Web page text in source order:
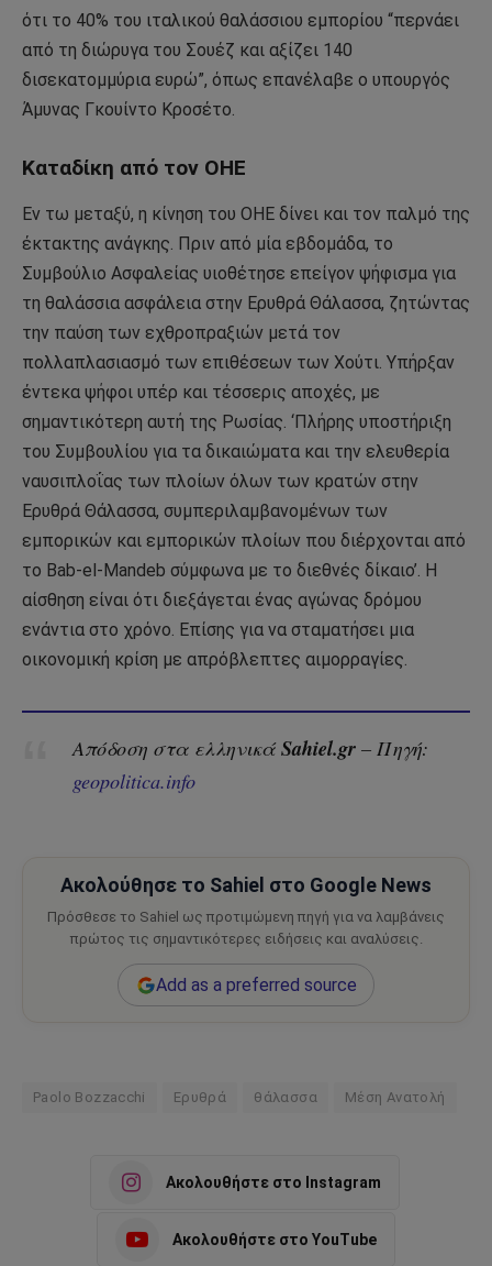
ότι το 40% του ιταλικού θαλάσσιου εμπορίου “περνάει
από τη διώρυγα του Σουέζ και αξίζει 140
δισεκατομμύρια ευρώ”, όπως επανέλαβε ο υπουργός
Άμυνας Γκουίντο Κροσέτο.
Καταδίκη από τον ΟΗΕ
Εν τω μεταξύ, η κίνηση του ΟΗΕ δίνει και τον παλμό της
έκτακτης ανάγκης. Πριν από μία εβδομάδα, το
Συμβούλιο Ασφαλείας υιοθέτησε επείγον ψήφισμα για
τη θαλάσσια ασφάλεια στην Ερυθρά Θάλασσα, ζητώντας
την παύση των εχθροπραξιών μετά τον
πολλαπλασιασμό των επιθέσεων των Χούτι. Υπήρξαν
έντεκα ψήφοι υπέρ και τέσσερις αποχές, με
σημαντικότερη αυτή της Ρωσίας. ‘Πλήρης υποστήριξη
του Συμβουλίου για τα δικαιώματα και την ελευθερία
ναυσιπλοΐας των πλοίων όλων των κρατών στην
Ερυθρά Θάλασσα, συμπεριλαμβανομένων των
εμπορικών και εμπορικών πλοίων που διέρχονται από
το Bab-el-Mandeb σύμφωνα με το διεθνές δίκαιο’. Η
αίσθηση είναι ότι διεξάγεται ένας αγώνας δρόμου
ενάντια στο χρόνο. Επίσης για να σταματήσει μια
οικονομική κρίση με απρόβλεπτες αιμορραγίες.
Απόδοση στα ελληνικάSahiel.gr – Πηγή:
geopolitica.info
Ακολούθησε το Sahiel στο Google News
Πρόσθεσε το Sahiel ως προτιμώμενη πηγή για να λαμβάνεις
πρώτος τις σημαντικότερες ειδήσεις και αναλύσεις.
Add as a preferred source
Paolo Bozzacchi Ερυθρά θάλασσα Μέση Ανατολή
Ακολουθήστε στο Instagram
Ακολουθήστε στο YouTube